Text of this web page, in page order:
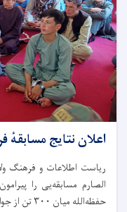
اعلان نتایج مسابقهٔ
ریاست اطلاعات و فرهنگ
الصارم مسابقه‌یی را
حفظه‌الله میان ۳۰۰ تن از جوانان ولسوالی دولت‌شاه راه. . .